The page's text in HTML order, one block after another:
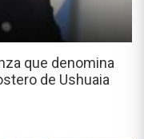
que denomina
de Ushuaia